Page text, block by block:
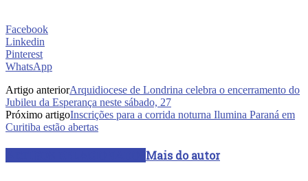
Facebook
Linkedin
Pinterest
WhatsApp
Artigo anteriorArquidiocese de Londrina celebra o encerramento do
Jubileu da Esperança neste sábado, 27
Próximo artigoInscrições para a corrida noturna Ilumina Paraná em
Curitiba estão abertas
Mais do autor